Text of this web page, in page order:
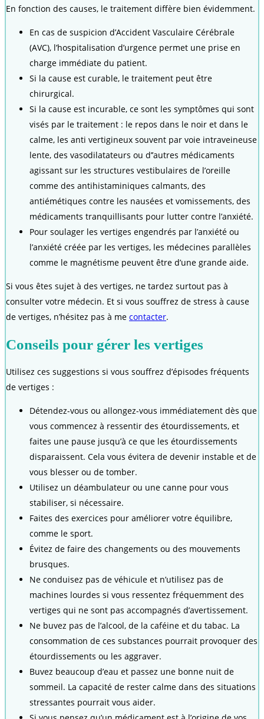
En fonction des causes, le traitement diffère bien évidemment.
En cas de suspicion d’Accident Vasculaire Cérébrale
(AVC), l’hospitalisation d’urgence permet une prise en
charge immédiate du patient.
Si la cause est curable, le traitement peut être
chirurgical.
Si la cause est incurable, ce sont les symptômes qui sont
visés par le traitement : le repos dans le noir et dans le
calme, les anti vertigineux souvent par voie intraveineuse
lente, des vasodilatateurs ou d’’autres médicaments
agissant sur les structures vestibulaires de l’oreille
comme des antihistaminiques calmants, des
antiémétiques contre les nausées et vomissements, des
médicaments tranquillisants pour lutter contre l’anxiété.
Pour soulager les vertiges engendrés par l’anxiété ou
l’anxiété créée par les vertiges, les médecines parallèles
comme le magnétisme peuvent être d’une grande aide.
Si vous êtes sujet à des vertiges, ne tardez surtout pas à
consulter votre médecin. Et si vous souffrez de stress à cause
de vertiges, n’hésitez pas à me contacter.
Conseils pour gérer les vertiges
Utilisez ces suggestions si vous souffrez d’épisodes fréquents
de vertiges :
Détendez-vous ou allongez-vous immédiatement dès que
vous commencez à ressentir des étourdissements, et
faites une pause jusqu’à ce que les étourdissements
disparaissent. Cela vous évitera de devenir instable et de
vous blesser ou de tomber.
Utilisez un déambulateur ou une canne pour vous
stabiliser, si nécessaire.
Faites des exercices pour améliorer votre équilibre,
comme le sport.
Évitez de faire des changements ou des mouvements
brusques.
Ne conduisez pas de véhicule et n’utilisez pas de
machines lourdes si vous ressentez fréquemment des
vertiges qui ne sont pas accompagnés d’avertissement.
Ne buvez pas de l’alcool, de la caféine et du tabac. La
consommation de ces substances pourrait provoquer des
étourdissements ou les aggraver.
Buvez beaucoup d’eau et passez une bonne nuit de
sommeil. La capacité de rester calme dans des situations
stressantes pourrait vous aider.